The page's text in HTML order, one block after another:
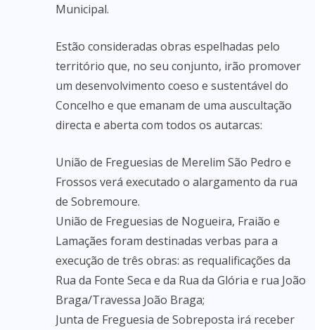
Municipal.
Estão consideradas obras espelhadas pelo
território que, no seu conjunto, irão promover
um desenvolvimento coeso e sustentável do
Concelho e que emanam de uma auscultação
directa e aberta com todos os autarcas:
União de Freguesias de Merelim São Pedro e
Frossos verá executado o alargamento da rua
de Sobremoure.
União de Freguesias de Nogueira, Fraião e
Lamaçães foram destinadas verbas para a
execução de três obras: as requalificações da
Rua da Fonte Seca e da Rua da Glória e rua João
Braga/Travessa João Braga;
Junta de Freguesia de Sobreposta irá receber